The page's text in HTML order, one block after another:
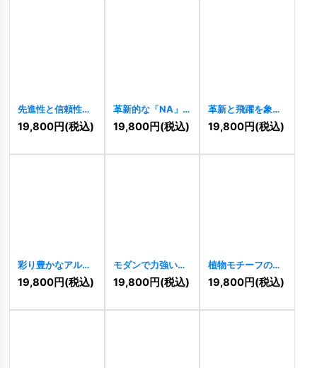
先進性と信頼性を
両立する、Vをモ
チーフにしたロゴ
19,800円(税込)
革新的な「NA」
または「AV」ロゴ
8185]
19,800円(税込)
革新と飛躍を象徴
するVHロゴ
7957
19,800円(税込)
彩り豊かなアルフ
ァベットのロゴ
7949
19,800円(税込)
モダンで力強いN
ロゴ[7693]
19,800円(税込)
植物モチーフのV
字またはW字ロゴ
7656
19,800円(税込)